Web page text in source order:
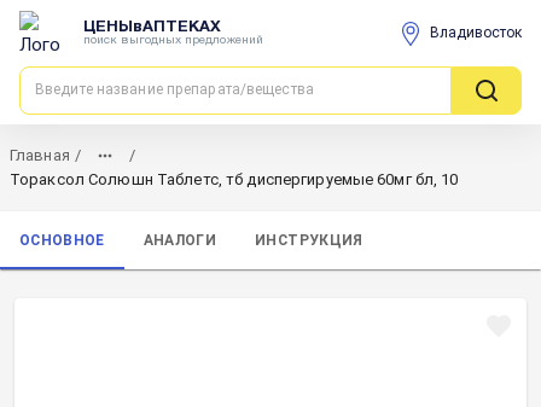
ЦЕНЫвАПТЕКАХ
поиск выгодных предложений Владивосток
Главная /
/
Тораксол Солюшн Таблетс, тб диспергируемые 60мг бл, 10
ОСНОВНОЕ АНАЛОГИ ИНСТРУКЦИЯ